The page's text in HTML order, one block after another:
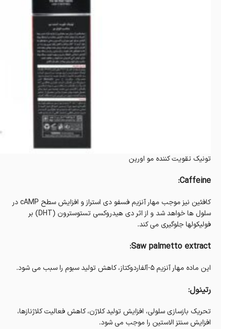
تونیک تقویت کننده مو اورین
Caffeine:
کافئین نیز موجب مهار آنزیم فسفو دی استراز و افزایش سطح cAMP در
سلول ها خواهد شد و از اثر دی هیدروکسی تستوسترون (DHT) بر
فولیکولها جلوگیری می کند.
Saw palmetto extract:
این ماده مهار آنزیم ۵-آلفاردوکتاز، کاهش تولید سبوم را سبب می شود.
رتینول:
تحریک بازسازی سلولی، افزایش تولید کلاژن، کاهش فعالیت کلاژنازها،
افزایش سنتز الاستین را موجب می شود.